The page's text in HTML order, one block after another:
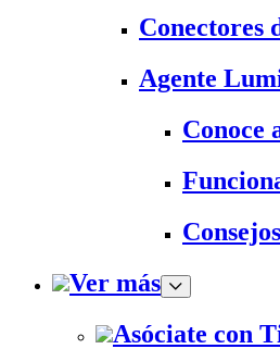
Conectores
Agente
Conoce
Ver más
Asóciate con